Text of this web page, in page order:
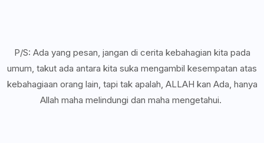
P/S: Ada yang pesan, jangan di cerita kebahagian kita pada
umum, takut ada antara kita suka mengambil kesempatan atas
kebahagiaan orang lain, tapi tak apalah, ALLAH kan Ada, hanya
Allah maha melindungi dan maha mengetahui.